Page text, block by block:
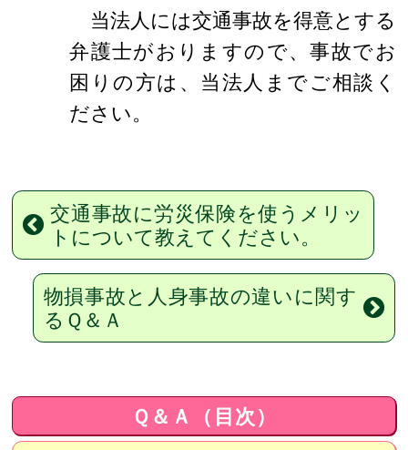
当法人には交通事故を得意とする
弁護士がおりますので、事故でお
困りの方は、当法人までご相談く
ださい。
交通事故に労災保険を使うメリッ
トについて教えてください。
物損事故と人身事故の違いに関す
るＱ＆Ａ
Ｑ＆Ａ（目次）